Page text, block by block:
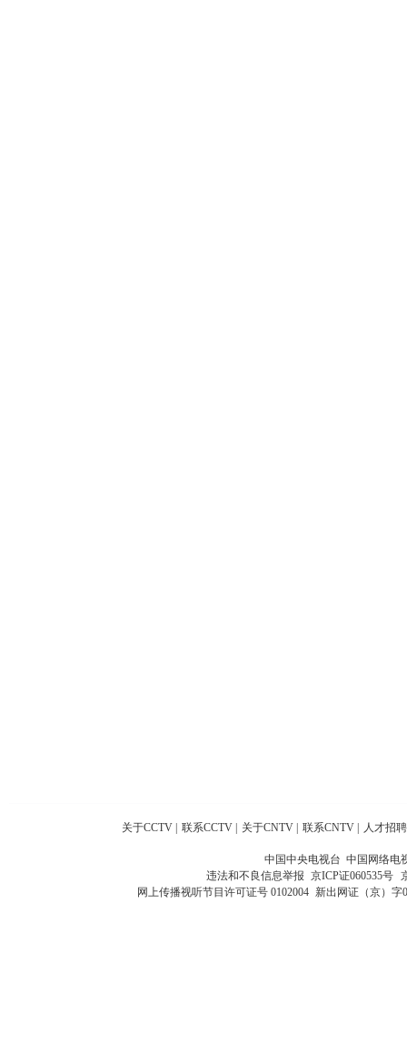
关于CCTV 联系CCTV 关于CNTV 联系CNTV 人才招聘
中国中央电视台 中国网络电
违法和不良信息举报 京ICP证060535号
网上传播视听节目许可证号 0102004 新出网证（京）